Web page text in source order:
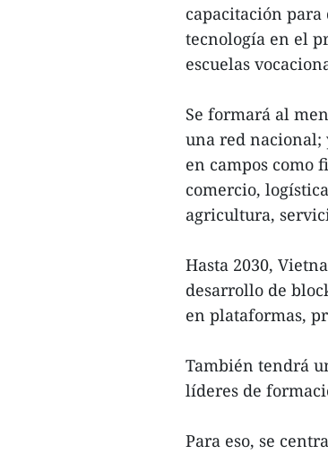
capacitación
tecnología en el
escuelas
Se formará al
una red nacional;
en campos como
comercio,
agricultura,
Hasta 2030,
desarrollo de
en plataformas,
También tendrá
líderes de
Para eso, se